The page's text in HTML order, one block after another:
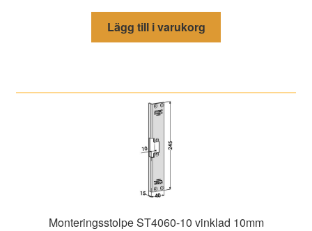
Lägg till i varukorg
Monteringsstolpe ST4060-10 vinklad 10mm